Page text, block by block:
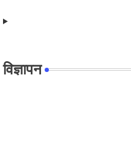
विज्ञापन